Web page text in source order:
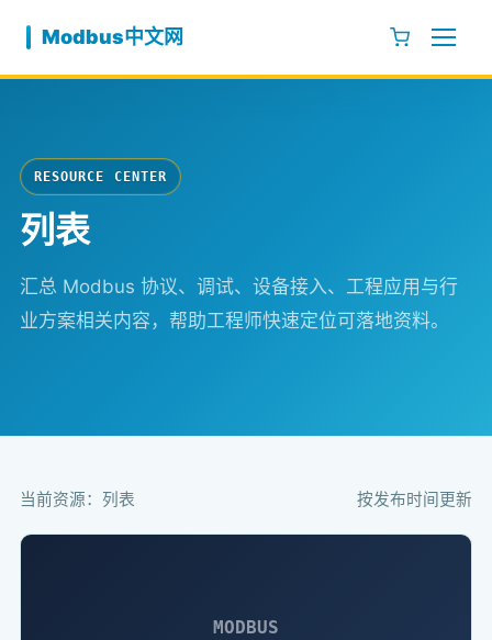
Modbus中文网
RESOURCE CENTER
列表
汇总 Modbus 协议、调试、设备接入、工程应用与行
业方案相关内容，帮助工程师快速定位可落地资料。
当前资源：列表 按发布时间更新
MODBUS